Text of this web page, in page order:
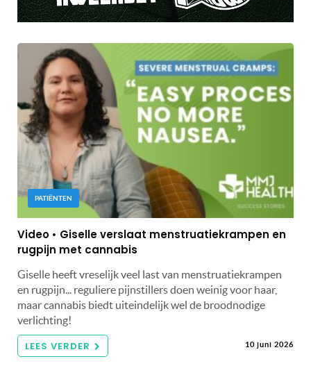
PATIËNTEN
Video • Giselle verslaat menstruatiekrampen en
rugpijn met cannabis
Giselle heeft vreselijk veel last van menstruatiekrampen
en rugpijn... reguliere pijnstillers doen weinig voor haar,
maar cannabis biedt uiteindelijk wel de broodnodige
verlichting!
LEES VERDER 10 juni 2026